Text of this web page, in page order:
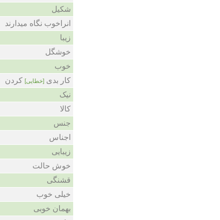
شکیل
انراخوب نگاه میدارند
زیبا
خوشگل
خوب
کار بدی [خطایی] کردن
نیک
کالا
جنس
اجناس
زیبایی
خوش حالت
قشنگی
خیلی خوب
بهمان خوبی